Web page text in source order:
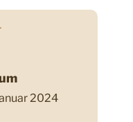
2024